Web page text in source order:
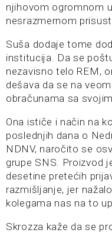
njihovom ogromnom
nesrazmernom
Suša dodaje tome
institucija. Da se
nezavisno telo REM,
dešava da se na
obračunama sa
Ona ističe i način na
poslednjih dana o
NDNV, naročito se
grupe SNS. Proizvod
desetine pretećih
razmišljanje, jer
kolegama nas na to
Skrozza kaže da se